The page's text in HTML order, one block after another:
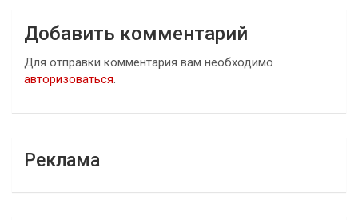
Добавить комментарий
Для отправки комментария вам необходимо
авторизоваться.
Реклама